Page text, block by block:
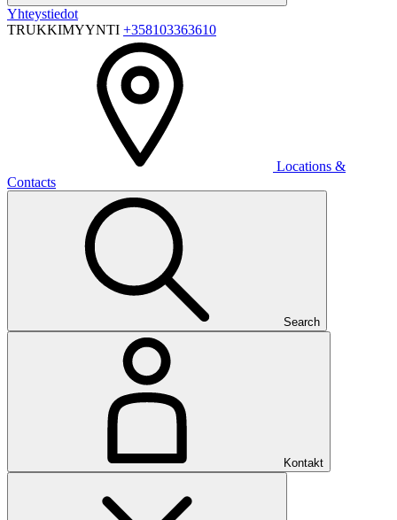
Yhteystiedot
TRUKKIMYYNTI +358103363610
Locations &
Contacts
Search
Kontakt